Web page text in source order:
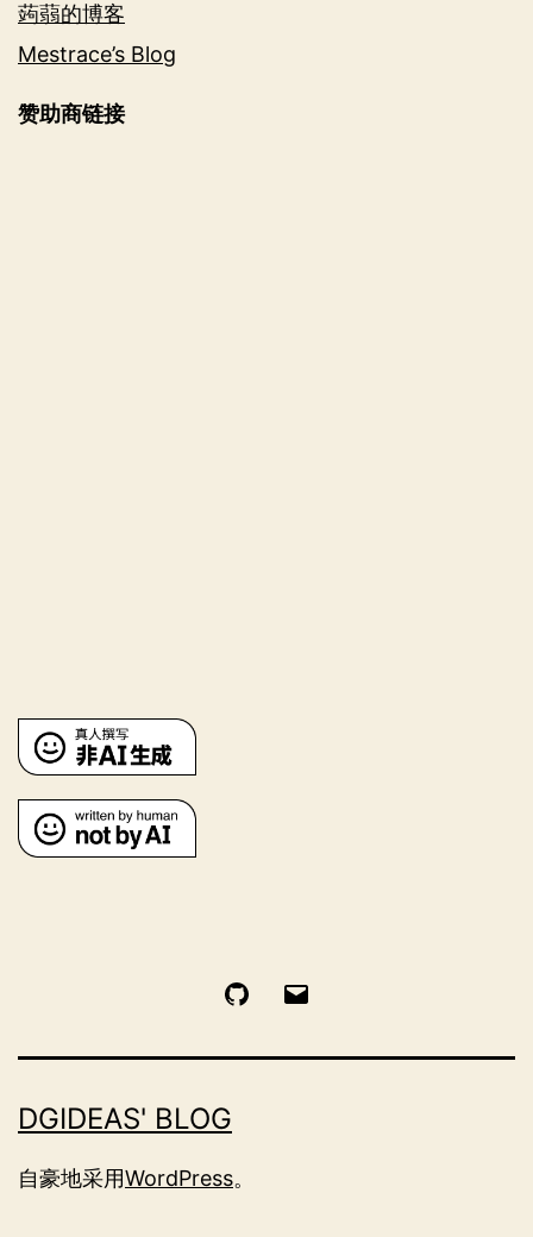
蒟蒻的博客
Mestrace’s Blog
赞助商链接
GitHub
DGIDEAS' BLOG
自豪地采用WordPress。